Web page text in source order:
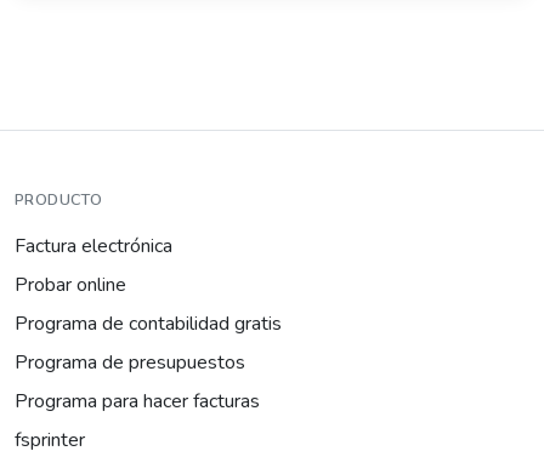
PRODUCTO
Factura electrónica
Probar online
Programa de contabilidad gratis
Programa de presupuestos
Programa para hacer facturas
fsprinter